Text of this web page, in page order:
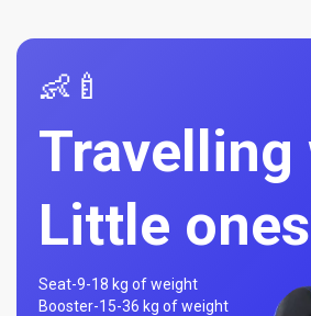
👶🍼
Little
Seat-9-18 kg of weight
Booster-15-36 kg of weight